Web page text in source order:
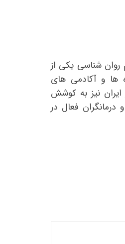
روان شناسی یکی از
ها و آکادمی های
نیز به کوشش
فعال در